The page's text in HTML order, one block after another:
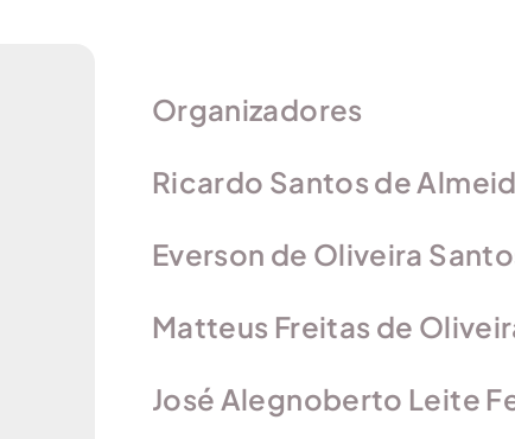
Organizadores
Ricardo Santos de
Everson de Oliveira
Matteus Freitas de
José Alegnoberto Leite